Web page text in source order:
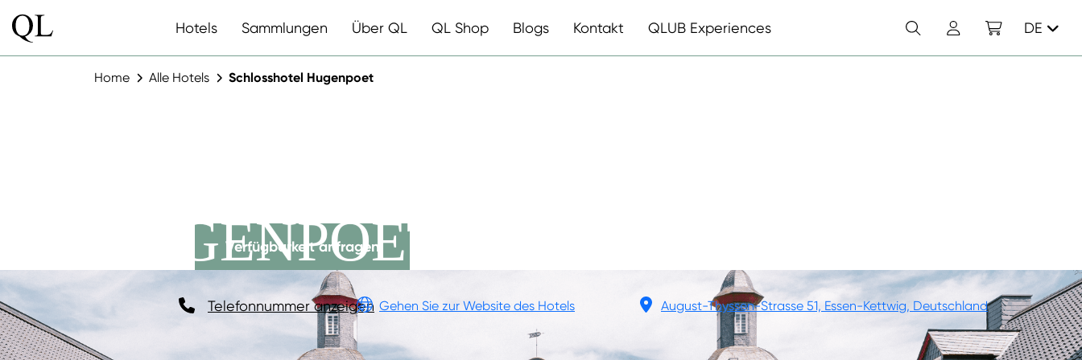
Hotels Sammlungen Über QL QL Shop Blogs Kontakt QLUB Experiences DE
Home Alle Hotels Schlosshotel Hugenpoet
HUGENPOET
Telefonnummer anzeigen Gehen Sie zur Website des Hotels August-Thyssen-Strasse 51, Essen-Kettwig, Deutschland
Verfügbarkeit anfragen